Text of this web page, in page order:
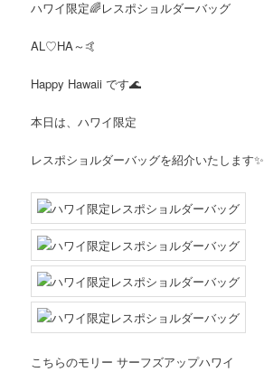
へ
移
動
ハワイ限定🌈レスポショルダーバッグ
AL♡HA～🤙
Happy Hawaii です🌊
本日は、ハワイ限定
レスポショルダーバッグを紹介いたします✨
こちらのモリー サーフズアップハワイ